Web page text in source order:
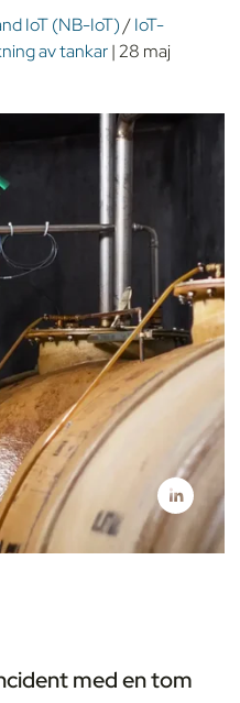
IoT (NB-IoT)/IoT-
av tankar|28 maj
med en tom